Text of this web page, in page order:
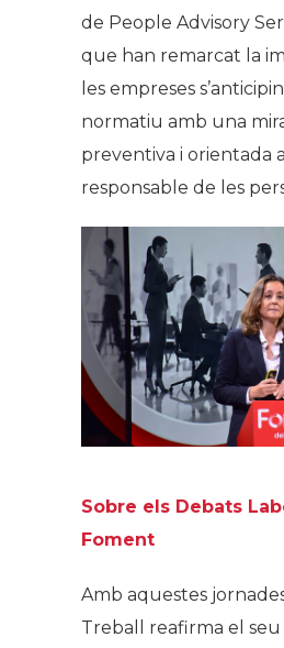
de People Advisory
que han remarcat la
les empreses
normatiu amb una
preventiva i orientada
responsable de les
Sobre els Debats
Foment
Amb aquestes
Treball reafirma el